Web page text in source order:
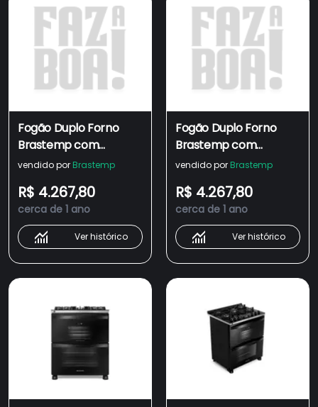
Fogão Duplo Forno
Brastemp com
Tecnologia Air Fryer
vendido por Brastemp
R$ 4.267,80
cerca de 1 ano
Ver histórico
Fogão Duplo Forno
Brastemp com
Tecnologia Air Fryer
vendido por Brastemp
R$ 4.267,80
cerca de 1 ano
Ver histórico